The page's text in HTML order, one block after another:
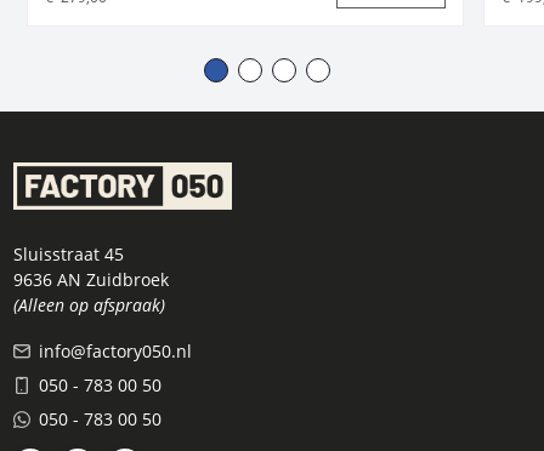
Sluisstraat 45
9636 AN Zuidbroek
(Alleen op afspraak)
info@factory050.nl
050 - 783 00 50
050 - 783 00 50